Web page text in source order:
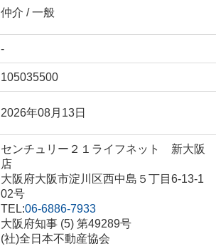
仲介 / 一般
-
105035500
2026年08月13日
センチュリー２１ライフネット 新大阪
店
大阪府大阪市淀川区西中島５丁目6-13-1
02号
TEL:06-6886-7933
大阪府知事 (5) 第49289号
(社)全日本不動産協会